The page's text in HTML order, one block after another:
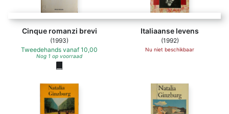
Cinque romanzi brevi
(1993)
Tweedehands vanaf 10,00
Nog 1 op voorraad
Italiaanse levens
(1992)
Nu niet beschikbaar